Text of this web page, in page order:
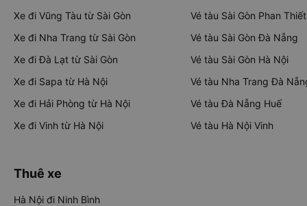
Xe đi Vũng Tàu từ Sài Gòn
Xe đi Nha Trang từ Sài Gòn
Xe đi Đà Lạt từ Sài Gòn
Xe đi Sapa từ Hà Nội
Xe đi Hải Phòng từ Hà Nội
Xe đi Vinh từ Hà Nội
Vé tàu Sài Gòn Phan Thiết
Vé tàu Sài Gòn Đà Nẵng
Vé tàu Sài Gòn Hà Nội
Vé tàu Nha Trang Đà
Vé tàu Đà Nẵng Huế
Vé tàu Hà Nội Vinh
Thuê xe
Hà Nội đi Ninh Bình